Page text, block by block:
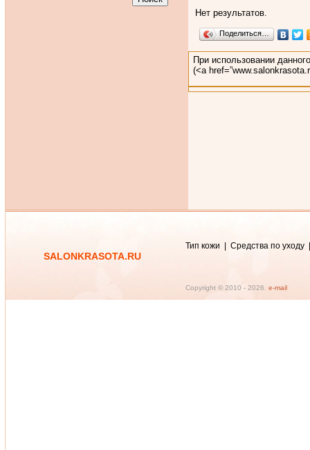
Нет результатов.
Поделиться…
При использовании
(<a
SALONKRASOTA.RU
Тип кожи Средства по уходу
Copyright © 2010 - 2026. e-mail